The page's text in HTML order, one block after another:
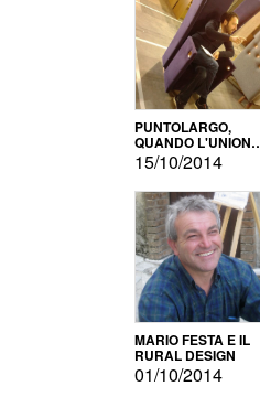
PUNTOLARGO,
QUANDO L'UNIONE
FA LA FORZA E
VINCE
15/10/2014
MARIO FESTA E IL
RURAL DESIGN
01/10/2014